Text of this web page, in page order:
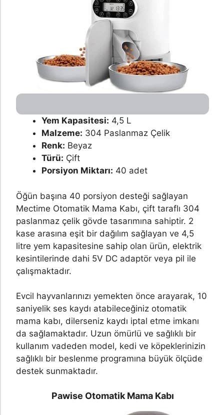
Yem Kapasitesi: 4,5 L
Malzeme: 304 Paslanmaz Çelik
Renk: Beyaz
Türü: Çift
Porsiyon Miktarı: 40 adet
Öğün başına 40 porsiyon desteği sağlayan
Mectime Otomatik Mama Kabı, çift taraflı 304
paslanmaz çelik gövde tasarımına sahiptir. 2
kase arasına eşit bir dağılım sağlayan ve 4,5
litre yem kapasitesine sahip olan ürün, elektrik
kesintilerinde dahi 5V DC adaptör veya pil ile
çalışmaktadır.
Evcil hayvanlarınızı yemekten önce arayarak, 10
saniyelik ses kaydı atabileceğiniz otomatik
mama kabı, dilerseniz kaydı iptal etme imkanı
da sağlamaktadır. Uzun ömürlü ve sağlıklı bir
kullanım vadeden model, kedi ve köpeklerinizin
sağlıklı bir beslenme programına büyük ölçüde
destek sunmaktadır.
Pawise Otomatik Mama Kabı